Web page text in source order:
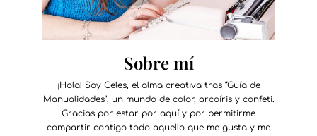
Sobre mí
¡Hola! Soy Celes, el alma creativa tras “Guía de
Manualidades”, un mundo de color, arcoíris y confeti.
Gracias por estar por aquí y por permitirme
compartir contigo todo aquello que me gusta y me